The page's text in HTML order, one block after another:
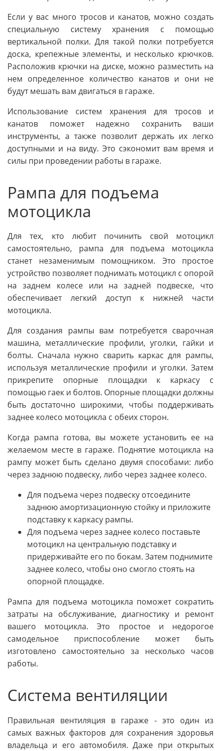
Если у вас много тросов и канатов, можно создать
специальную систему хранения с помощью
вертикальной полки. Для такой полки потребуется
доска, крепежные элементы, и несколько крючков.
Расположив крючки на диске, можно разместить на
нем определенное количество канатов и они не
будут мешать вам двигаться в гараже.
Использование систем хранения для тросов и
канатов поможет надежно сохранить ваши
инструменты, а также позволит держать их легко
доступными и на виду. Это сэкономит вам время и
силы при проведении работы в гараже.
Рампа для подъема
мотоцикла
Для тех, кто любит починить свой мотоцикл
самостоятельно, рампа для подъема мотоцикла
станет незаменимым помощником. Это простое
устройство позволяет поднимать мотоцикл с опорой
на заднем колесе или на задней подвеске, что
обеспечивает легкий доступ к нижней части
мотоцикла.
Для создания рампы вам потребуется сварочная
машина, металлические профили, уголки, гайки и
болты. Сначала нужно сварить каркас для рампы,
используя металлические профили и уголки. Затем
прикрепите опорные площадки к каркасу с
помощью гаек и болтов. Опорные площадки должны
быть достаточно широкими, чтобы поддерживать
заднее колесо мотоцикла с обеих сторон.
Когда рампа готова, вы можете установить ее на
желаемом месте в гараже. Поднятие мотоцикла на
рампу может быть сделано двумя способами: либо
через заднюю подвеску, либо через заднее колесо.
Для подъема через подвеску отсоедините
заднюю амортизационную стойку и приложите
подставку к каркасу рампы.
Для подъема через заднее колесо поставьте
мотоцикл на центральную подставку и
придерживайте его по бокам. Затем поднимите
заднее колесо, чтобы оно смогло стоять на
опорной площадке.
Рампа для подъема мотоцикла поможет сократить
затраты на обслуживание, диагностику и ремонт
вашего мотоцикла. Это простое и недорогое
самодельное приспособление может быть
изготовлено самостоятельно за несколько часов
работы.
Система вентиляции
Правильная вентиляция в гараже - это один из
самых важных факторов для сохранения здоровья
владельца и его автомобиля. Даже при открытых